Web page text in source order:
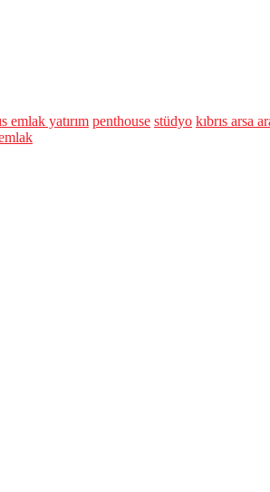
emlak yatırım penthouse stüdyo kıbrıs arsa